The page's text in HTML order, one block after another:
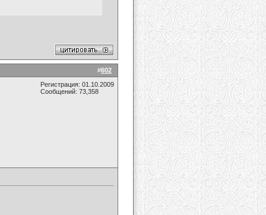
#602
Регистрация: 01.10.2009
Сообщений: 73,358